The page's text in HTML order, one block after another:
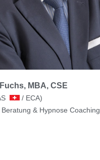
MBA, CSE
/ ECA)
& Hypnose Coaching